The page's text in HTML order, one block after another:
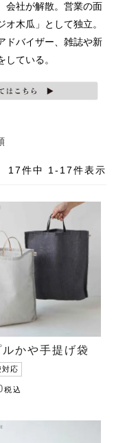
会社が解散。営業の面
木瓜」として独立。
ドバイザー、雑誌や新
ている。
17件中 1- 17件表示
ルかや手提げ袋
対応
税込